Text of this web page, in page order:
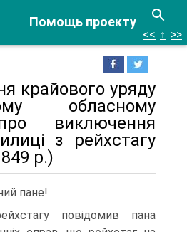
Помощь проекту
<< ↑ >>
крайового уряду
обласному
виключення
з рейхстагу
р.)
пане!
повідомив пана